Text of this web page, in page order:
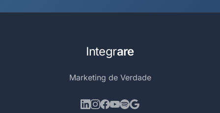
Integrare
Marketing de Verdade